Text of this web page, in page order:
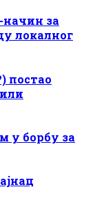
начин за
локалног
постао
у борбу за